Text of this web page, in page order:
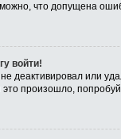
что допущена
войти!
деактивировал или
произошло,